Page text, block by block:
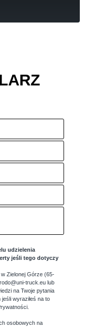
udzielenia
jeśli tego dotyczy
Zielonej Górze (65-
truck.eu lub
na Twoje pytania
wyraziłeś na to
osobowych na